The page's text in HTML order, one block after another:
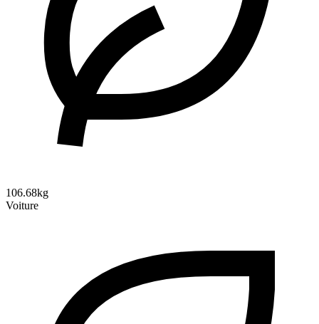
106.68kg
Voiture